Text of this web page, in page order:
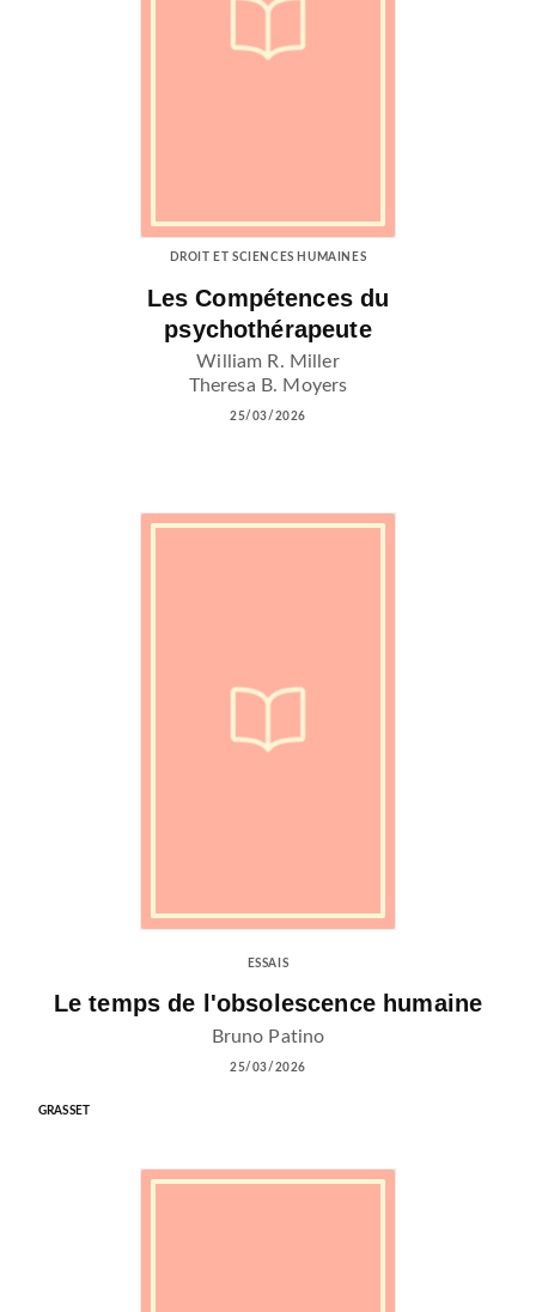
DROIT ET SCIENCES HUMAINES
Les Compétences du
psychothérapeute
William R. Miller
Theresa B. Moyers
25/03/2026
ESSAIS
Le temps de l'obsolescence humaine
Bruno Patino
25/03/2026
GRASSET